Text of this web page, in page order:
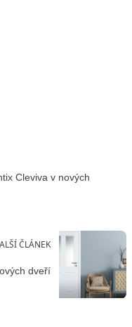
Cleviva v nových
ČLÁNEK
dveří